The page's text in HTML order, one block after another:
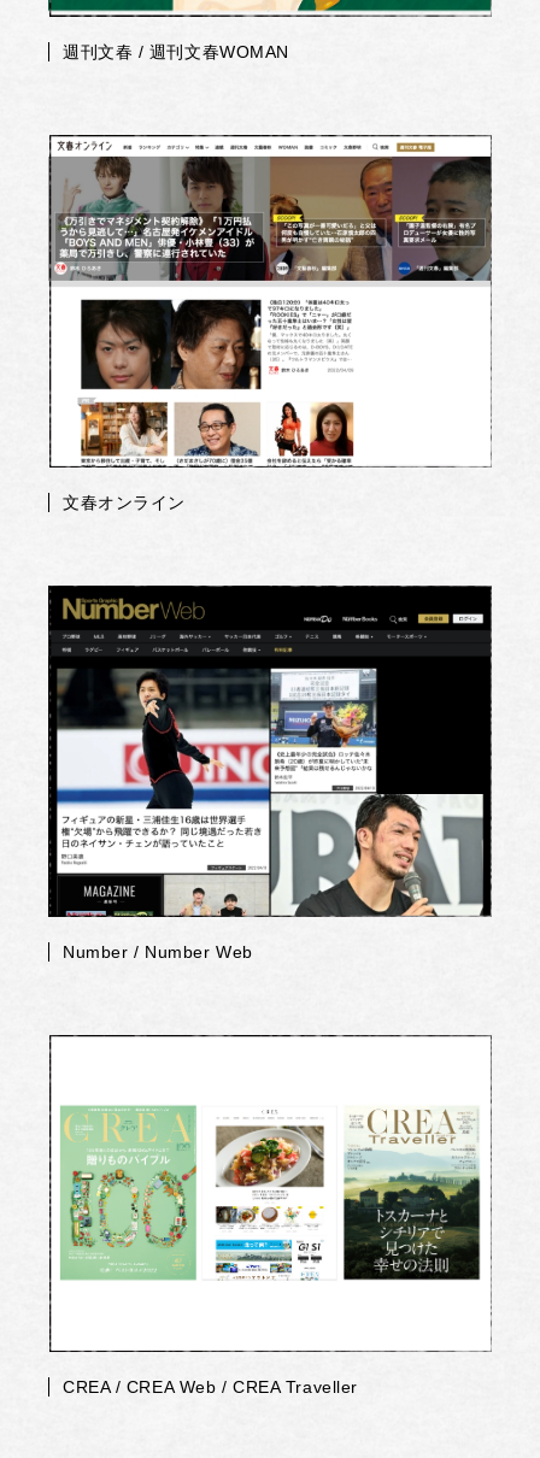
週刊文春 / 週刊文春WOMAN
文春オンライン
Number / Number Web
CREA / CREA Web / CREA Traveller